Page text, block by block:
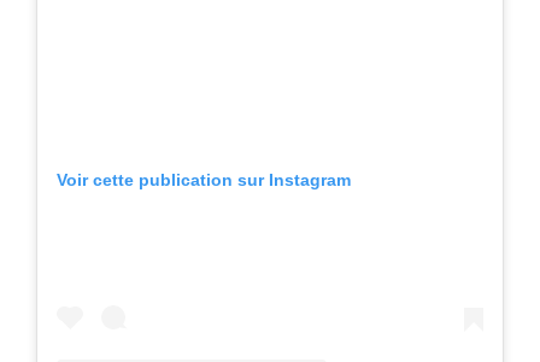
Voir cette publication sur Instagram